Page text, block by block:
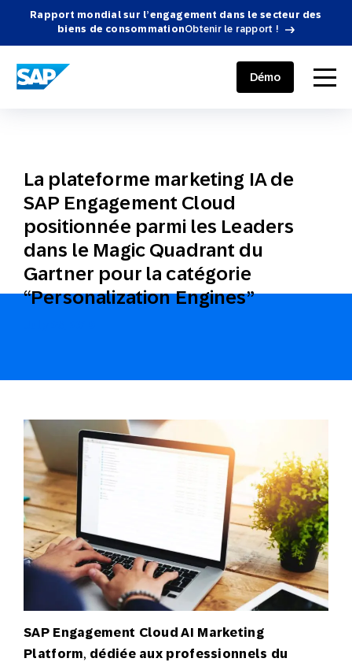
Rapport mondial sur l’engagement dans le secteur des
biens de consommationObtenir le rapport !
SAP ENGAGEMENT CLOUD menu
Démo
La plateforme marketing IA de
SAP Engagement Cloud
positionnée parmi les Leaders
dans le Magic Quadrant du
Gartner pour la catégorie
“Personalization Engines”
SAP Engagement Cloud AI Marketing
Platform, dédiée aux professionnels du